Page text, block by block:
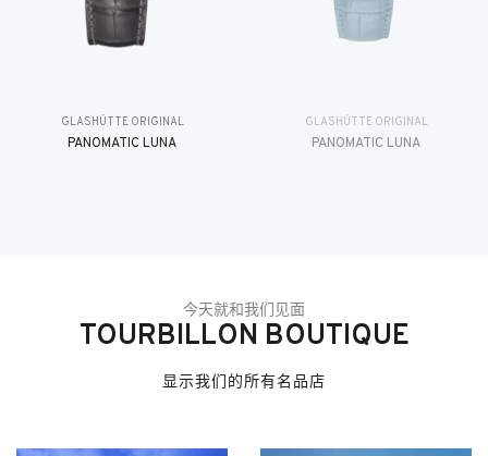
GLASHÜTTE ORIGINAL
PANOMATIC LUNA
GLASHÜTTE ORIGINAL
PANOMATIC LUNA
今天就和我们见面
TOURBILLON BOUTIQUE
显示我们的所有名品店